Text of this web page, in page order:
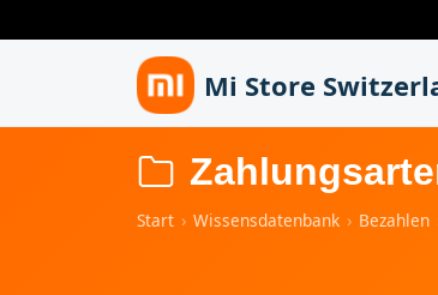
Zum hauptsächlichen Inhalt gehen
Mi Store
Start › Wissensdatenbank › Bezahlen